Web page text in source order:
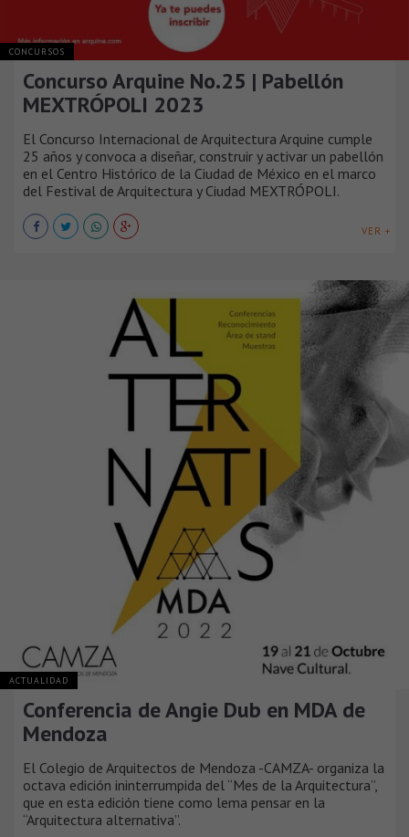
CONCURSOS
Concurso Arquine No.25 | Pabellón
MEXTRÓPOLI 2023
El Concurso Internacional de Arquitectura Arquine cumple
25 años y convoca a diseñar, construir y activar un pabellón
en el Centro Histórico de la Ciudad de México en el marco
del Festival de Arquitectura y Ciudad MEXTRÓPOLI.
VER +
ACTUALIDAD
Conferencia de Angie Dub en MDA de
Mendoza
El Colegio de Arquitectos de Mendoza -CAMZA- organiza la
octava edición ininterrumpida del “Mes de la Arquitectura”,
que en esta edición tiene como lema pensar en la
“Arquitectura alternativa”.